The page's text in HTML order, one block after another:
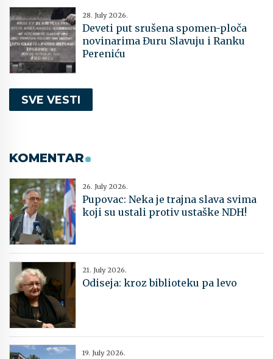
28. July 2026.
Deveti put srušena spomen-ploča
novinarima Đuru Slavuju i Ranku
Pereniću
SVE VESTI
KOMENTAR
26. July 2026.
Pupovac: Neka je trajna slava svima
koji su ustali protiv ustaške NDH!
21. July 2026.
Odiseja: kroz biblioteku pa levo
19. July 2026.